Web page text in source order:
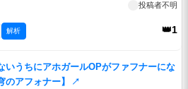
投稿者不明
👑1
解析
いうちにアホガールOPがファフナーにな
のアフォナー】
↗